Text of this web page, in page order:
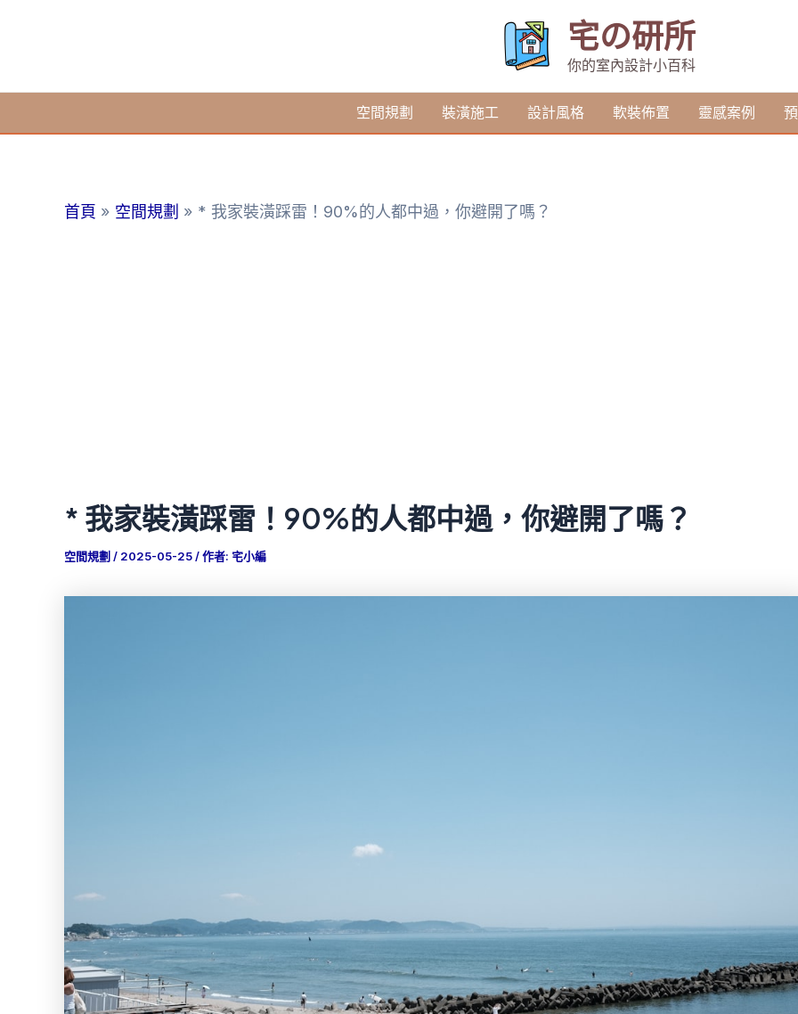
要
宅の研所
你的室內設計小百科
空間規劃 裝潢施工 設計風格 軟裝佈置 靈感案例
首頁 空間規劃 * 我家裝潢踩雷！90%的人都中過，你避開了嗎？
* 我家裝潢踩雷！90%的人都中過，你避開了嗎？
空間規劃 / 2025-05-25/ 作者: 宅小編